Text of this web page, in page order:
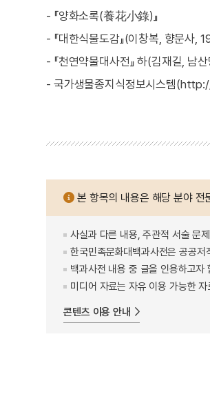
- 『양화소록(養花小錄)』
- 『대한식물도감』(이창복, 향문사,
- 『천연약물대사전』 하(김재길, 남
- 국가생물종지식정보시스템
본 항목의 내용은 해당 분야 전
사실과 다른 내용, 주관적 서술 문
한국민족문화대백과사전은 공공
백과사전 내용 중 글을 인용하고
미디어 자료는 자유 이용 가능한
콘텐츠 이용 안내